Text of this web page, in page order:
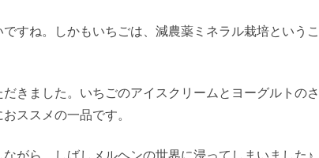
すね。しかもいちごは、減農薬ミネラル栽培というこ
きました。いちごのアイスクリームとヨーグルトのさ
ススメの一品です。
がら、しばしメルヘンの世界に浸ってしまいました♪